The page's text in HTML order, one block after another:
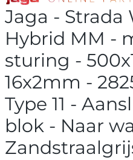
Jaga - Strada
Hybrid MM -
sturing -
16x2mm -
Type 11 -
blok - Naar